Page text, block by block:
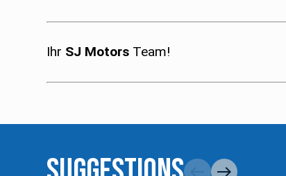
Ihr SJ Motors Team!
east